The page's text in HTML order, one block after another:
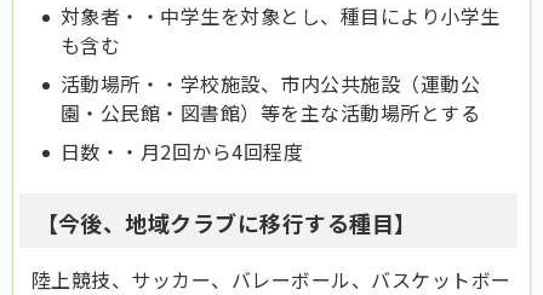
対象者・・中学生を対象とし、種目により小学生
も含む
活動場所・・学校施設、市内公共施設（運動公
園・公民館・図書館）等を主な活動場所とする
日数・・月2回から4回程度
【今後、地域クラブに移行する種目】
陸上競技、サッカー、バレーボール、バスケットボー